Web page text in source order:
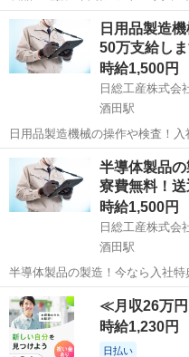
で働けます！ Point1★東北エプソンでのお仕事です。 Point2☆男性活
躍中！ Point3★綺麗な職場◎
山形 酒田駅 工場
日用品製造
50万支給し
時給1,500円
日総工産株式会
酒田駅
日用品製造機械の操作や検査！
望者歓迎◎軽作業♪ Point1★月の半分お休み！ Point2☆エリア内高時
給◎ Point3★未経験者活躍中！
山形 酒田駅 工場
半導体製品
寮費無料！送
時給1,500円
日総工産株式会
酒田駅
半導体製品の製造！今なら入社特
員登用制度有！ Point1★東北エプソンでのオシゴト！ Point2☆10～40
代の男女多数活躍中！ Point3★
山形 酒田駅 工場
≪月収26万
時給1,230円
日払い